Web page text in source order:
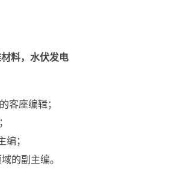
料，水伏发电
客座编辑；
编；
的副主编。